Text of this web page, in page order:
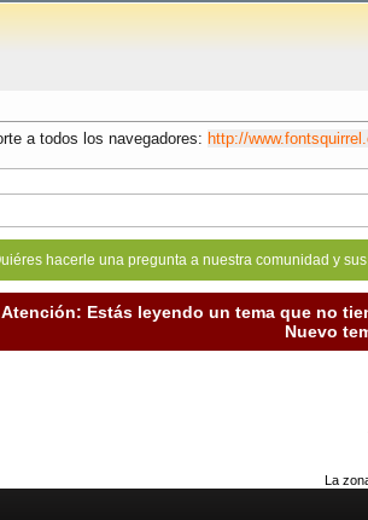
a todos los navegadores: http://
hacerle una pregunta a nuestra comunidad y
Atención: Estás leyendo un tema que no
Nuevo
La